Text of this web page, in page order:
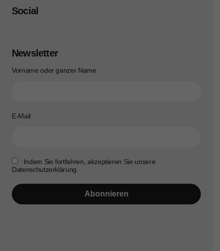
Social
Newsletter
Vorname oder ganzer Name
E-Mail
Indem Sie fortfahren, akzeptieren Sie unsere
Datenschutzerklärung.